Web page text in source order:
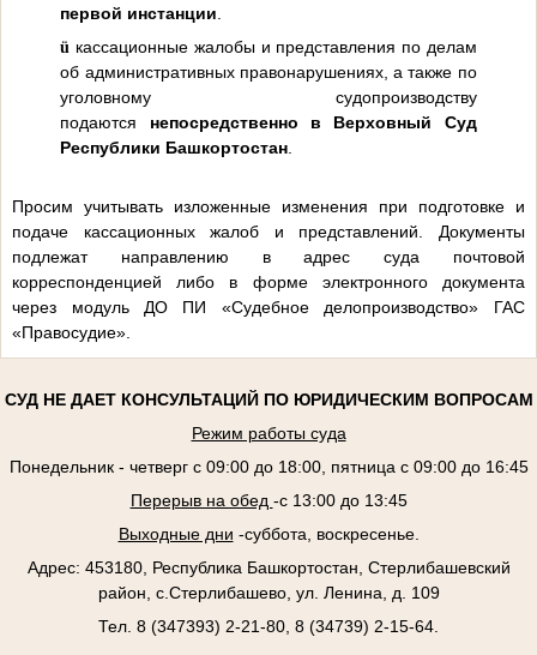
первой инстанции.
ü кассационные жалобы и представления по делам
об административных правонарушениях, а также по
уголовному судопроизводству
подаются непосредственно в Верховный Суд
Республики Башкортостан.
Просим учитывать изложенные изменения при подготовке и
подаче кассационных жалоб и представлений. Документы
подлежат направлению в адрес суда почтовой
корреспонденцией либо в форме электронного документа
через модуль ДО ПИ «Судебное делопроизводство» ГАС
«Правосудие».
СУД НЕ ДАЕТ КОНСУЛЬТАЦИЙ ПО ЮРИДИЧЕСКИМ ВОПРОСАМ
Режим работы суда
Понедельник - четверг с 09:00 до 18:00, пятница с 09:00 до 16:45
Перерыв на обед -с 13:00 до 13:45
Выходные дни -суббота, воскресенье.
Адрес: 453180, Республика Башкортостан, Стерлибашевский
район, с.Стерлибашево, ул. Ленина, д. 109
Тел. 8 (347393) 2-21-80, 8 (34739) 2-15-64.